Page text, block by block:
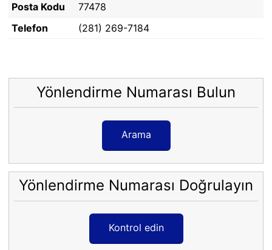
Posta Kodu
77478
Telefon
(281) 269-7184
Yönlendirme Numarası Bulun
Arama
Yönlendirme Numarası Doğrulayın
Kontrol edin